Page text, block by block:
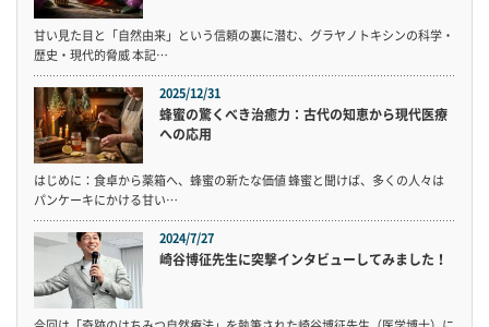
甘い見た目と「自然由来」という信頼の裏に潜む、グラヤノトキシンの科学・
歴史・現代的脅威 本記…
2025/12/31
蜂蜜の驚くべき治癒力：古代の知恵から現代医療
への応用
はじめに：食卓から薬箱へ、蜂蜜の新たな価値 蜂蜜と聞けば、多くの人々は
パンケーキにかける甘い…
2024/7/27
崎谷博征先生に突撃インタビューしてみました！